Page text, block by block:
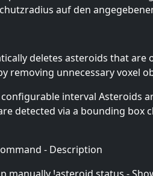
auf den
deletes asteroids that
removing unnecessary voxel
interval
detected via a bounding box
- Description